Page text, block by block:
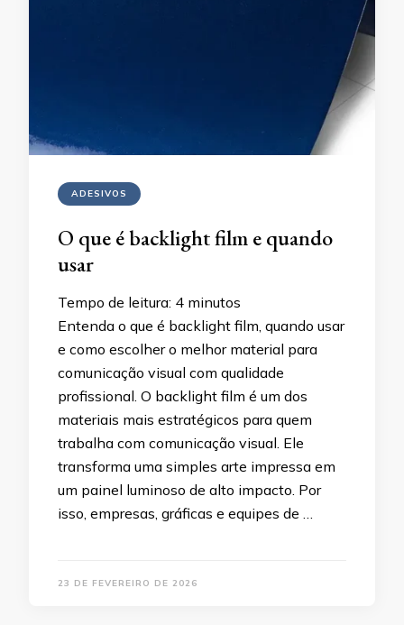
ADESIVOS
O que é backlight film e quando
usar
Tempo de leitura: 4 minutos
Entenda o que é backlight film, quando usar
e como escolher o melhor material para
comunicação visual com qualidade
profissional. O backlight film é um dos
materiais mais estratégicos para quem
trabalha com comunicação visual. Ele
transforma uma simples arte impressa em
um painel luminoso de alto impacto. Por
isso, empresas, gráficas e equipes de …
23 DE FEVEREIRO DE 2026